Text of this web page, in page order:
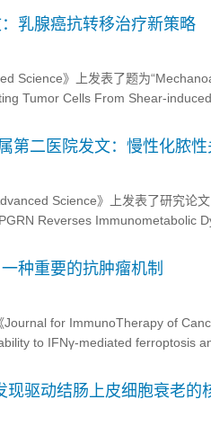
乳腺癌抗转移治疗新策略
Science》上发表了题为
Tumor Cells From Shear-
第二医院发文：慢性化脓
Science》上发表了研究论
Reverses Immunometabolic
种重要的抗肿瘤机制
for ImmunoTherapy of
to IFNγ-mediated ferroptosis
驱动结肠上皮细胞衰老的